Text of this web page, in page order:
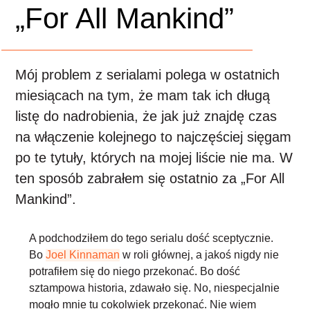
„For All Mankind”
Mój problem z serialami polega w ostatnich
miesiącach na tym, że mam tak ich długą
listę do nadrobienia, że jak już znajdę czas
na włączenie kolejnego to najczęściej sięgam
po te tytuły, których na mojej liście nie ma. W
ten sposób zabrałem się ostatnio za „For All
Mankind”.
A podchodziłem do tego serialu dość sceptycznie.
BoJoel Kinnaman w roli głównej, a jakoś nigdy nie
potrafiłem się do niego przekonać. Bo dość
sztampowa historia, zdawało się. No, niespecjalnie
mogło mnie tu cokolwiek przekonać. Nie wiem